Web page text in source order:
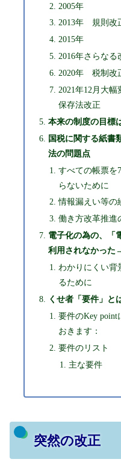
2005年
2013年 規則改
2015年
2016年さらなる
2020年 税制改
2021年12月大
保存法改正
本来の制度の目標
国税に関する紙書
法の問題点
すべての帳票を
らないために
情報漏えい等の
働き方改革推進
電子化の為の、「
利用されなかった
わかりにくい背
るために
くせ者「要件」と
要件のKey point
おきます：
要件のリスト
主な要件
突然の改正